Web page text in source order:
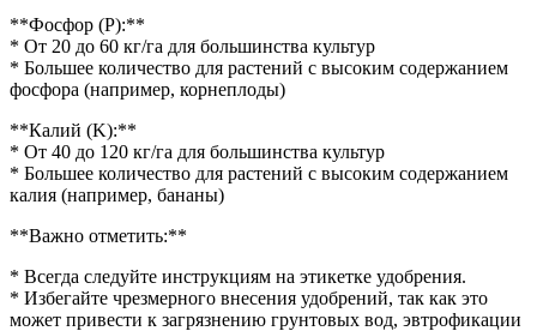
**Фосфор (P):**
* От 20 до 60 кг/га для большинства культур
* Большее количество для растений с высоким содержанием
фосфора (например, корнеплоды)
**Калий (K):**
* От 40 до 120 кг/га для большинства культур
* Большее количество для растений с высоким содержанием
калия (например, бананы)
**Важно отметить:**
* Всегда следуйте инструкциям на этикетке удобрения.
* Избегайте чрезмерного внесения удобрений, так как это
может привести к загрязнению грунтовых вод, эвтрофикации